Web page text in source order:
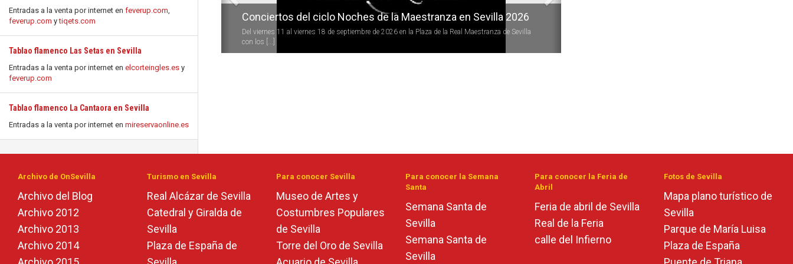
Entradas a la venta por internet en feverup.com,
feverup.com ytiqets.com
Tablao flamenco Las Setas en Sevilla
Entradas a la venta por internet en elcorteingles.es y
feverup.com
Tablao flamenco La Cantaora en Sevilla
Entradas a la venta por internet en mireservaonline.es
Conciertos del ciclo Noches de la Maestranza en Sevilla 2026
Del viernes 11 al viernes 18 de septiembre de 2026 en la Plaza de la Real Maestranza de Sevilla
con los [...]
Archivo de OnSevilla
Archivo del Blog
Archivo 2012
Archivo 2013
Archivo 2014
Turismo en Sevilla
Real Alcázar de Sevilla
Catedral y Giralda de
Sevilla
Plaza de España de
Para conocer Sevilla
Museo de Artes y
Costumbres Populares
de Sevilla
Torre del Oro de Sevilla
Para conocer la Semana
Santa
Semana Santa de
Sevilla
Semana Santa de
Sevilla
Para conocer la Feria de
Abril
Feria de abril de Sevilla
Real de la Feria
calle del Infierno
Fotos de Sevilla
Mapa plano turístico de
Sevilla
Parque de María Luisa
Plaza de España